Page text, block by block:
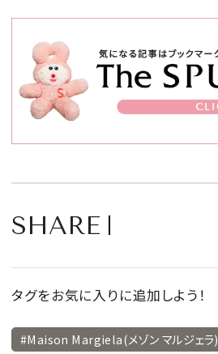
SHARE
タグをお気に入りに追加しよう！
#Maison Margiela(メゾン マルジェラ)